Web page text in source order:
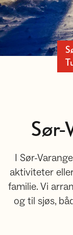
Sør-
I Sør-
aktiviteter
familie. Vi
og til sjøs,